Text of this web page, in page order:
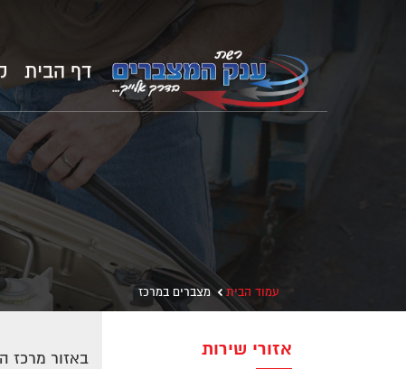
דף הבית
עמוד הבית מצברים במרכז
אזורי שירות
באזור מרכז